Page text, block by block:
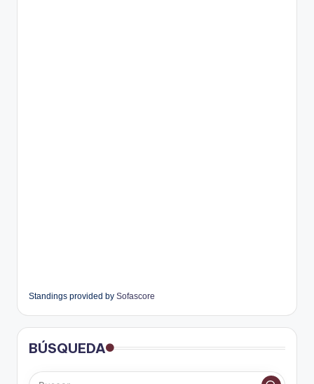
Standings provided by Sofascore
BÚSQUEDA